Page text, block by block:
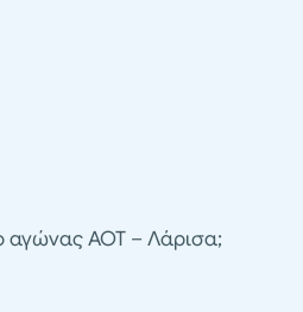
αγώνας ΑΟΤ – Λάρισα;